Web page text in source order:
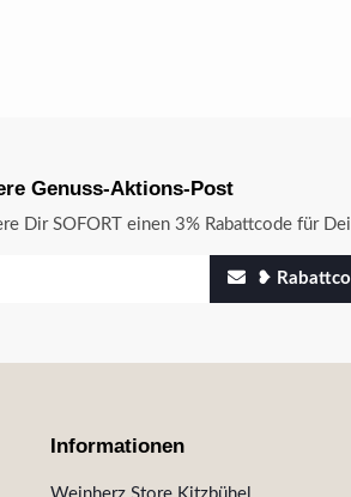
Genuss-Aktions-Post
Dir SOFORT einen 3% Rabattcode für
❥
Informationen